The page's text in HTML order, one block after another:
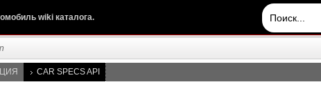
wiki каталога.
CAR SPECS API